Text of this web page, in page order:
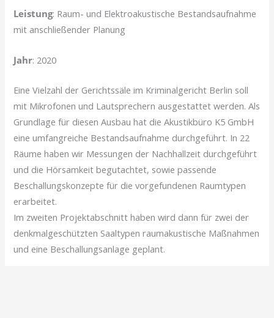
Leistung: Raum- und Elektroakustische Bestandsaufnahme
mit anschließender Planung
Jahr: 2020
Eine Vielzahl der Gerichtssäle im Kriminalgericht Berlin soll
mit Mikrofonen und Lautsprechern ausgestattet werden. Als
Grundlage für diesen Ausbau hat die Akustikbüro K5 GmbH
eine umfangreiche Bestandsaufnahme durchgeführt. In 22
Räume haben wir Messungen der Nachhallzeit durchgeführt
und die Hörsamkeit begutachtet, sowie passende
Beschallungskonzepte für die vorgefundenen Raumtypen
erarbeitet.
Im zweiten Projektabschnitt haben wird dann für zwei der
denkmalgeschützten Saaltypen raumakustische Maßnahmen
und eine Beschallungsanlage geplant.